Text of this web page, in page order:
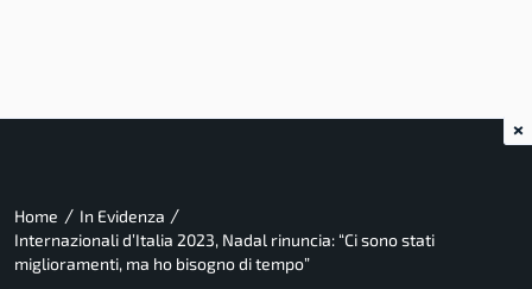
Home / In Evidenza /
Internazionali d’Italia 2023, Nadal rinuncia: “Ci sono stati
miglioramenti, ma ho bisogno di tempo”
×